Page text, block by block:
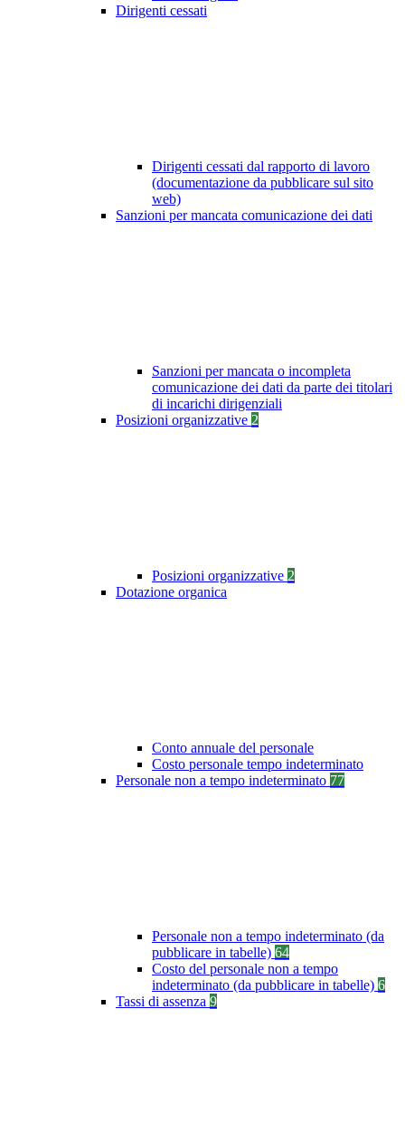
Dirigenti cessati
Dirigenti cessati dal rapporto di lavoro
(documentazione da pubblicare sul sito
web)
Sanzioni per mancata comunicazione dei dati
Sanzioni per mancata o incompleta
comunicazione dei dati da parte dei titolari
di incarichi dirigenziali
Posizioni organizzative 2
Posizioni organizzative 2
Dotazione organica
Conto annuale del personale
Costo personale tempo indeterminato
Personale non a tempo indeterminato 77
Personale non a tempo indeterminato (da
pubblicare in tabelle) 64
Costo del personale non a tempo
indeterminato (da pubblicare in tabelle) 6
Tassi di assenza 9